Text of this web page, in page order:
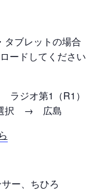
タブレットの場合
ードしてください
ジオ第1（R1）
択 → 広島
ー、ちひろ